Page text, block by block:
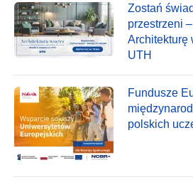
Zostań
przestrzeni
Architekturę
UTH
Fundusze
polskich